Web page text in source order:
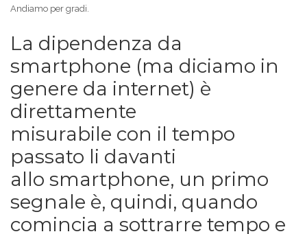
Andiamo per gradi.
La dipendenza da
smartphone (ma diciamo in
genere da internet) è
direttamente
misurabile con il tempo
passato li davanti
allo smartphone, un primo
segnale è, quindi, quando
comincia a sottrarre tempo e